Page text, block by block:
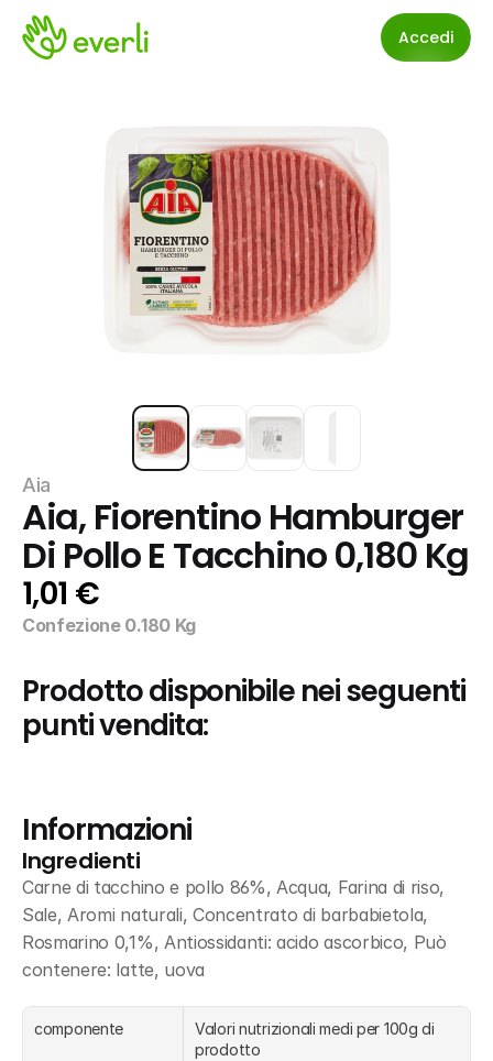
Accedi
Aia
Aia, Fiorentino Hamburger
Di Pollo E Tacchino 0,180 Kg
1,01 €
Confezione 0.180 Kg
Prodotto disponibile nei seguenti
punti vendita:
Informazioni
Ingredienti
Carne di tacchino e pollo 86%, Acqua, Farina di riso,
Sale, Aromi naturali, Concentrato di barbabietola,
Rosmarino 0,1%, Antiossidanti: acido ascorbico, Può
contenere: latte, uova
componente
Valori nutrizionali medi per 100g di
prodotto